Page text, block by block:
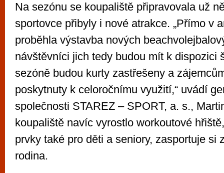
Na sezónu se koupaliště připravovala už
sportovce přibyly i nové atrakce. „Přímo v
proběhla výstavba nových
návštěvníci jich tedy budou mít k dispozici
sezóně budou kurty zastřešeny a
poskytnuty k celoročnímu využití,“ uvádí
společnosti STAREZ – SPORT, a. s.,
koupaliště navíc vyrostlo workoutové
prvky také pro děti a seniory, zasportuje si
rodina.